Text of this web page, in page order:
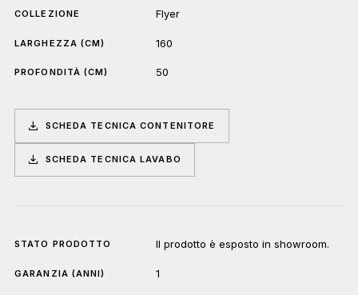
COLLEZIONE Flyer
LARGHEZZA (CM) 160
PROFONDITÀ (CM) 50
SCHEDA TECNICA CONTENITORE
SCHEDA TECNICA LAVABO
STATO PRODOTTO Il prodotto è esposto in showroom.
GARANZIA (ANNI) 1